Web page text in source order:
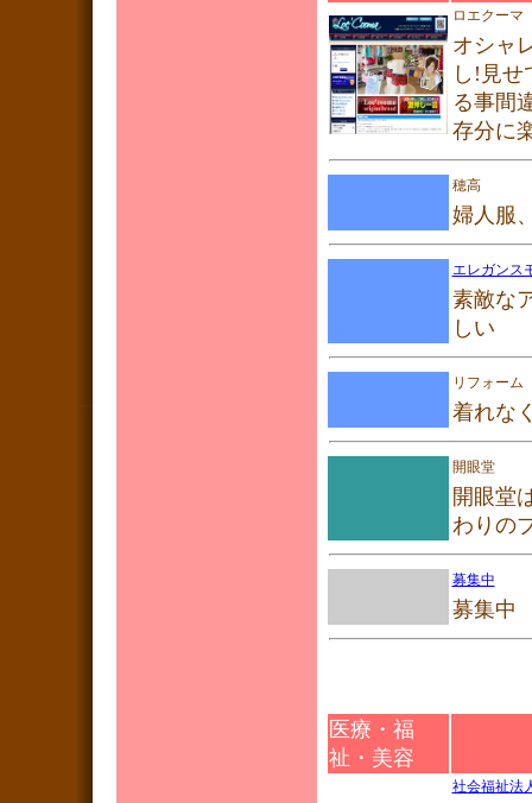
ロエクーマ
オシャ
し!見
る事間
存分に
穂高
婦人服
エレガンス
素敵な
しい
リフォー
着れな
開眼堂
開眼堂
わりの
募集中
募集中
医療・福
祉・美容
社会福祉